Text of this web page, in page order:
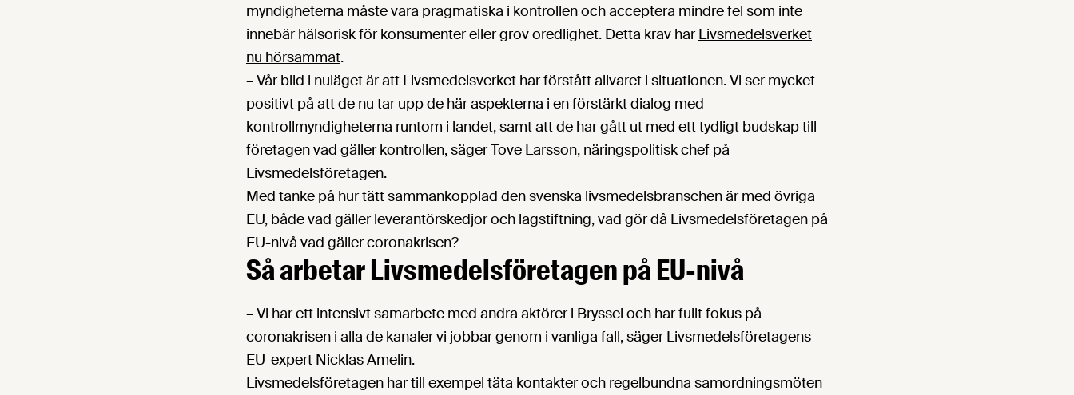
myndigheterna måste vara pragmatiska i kontrollen och acceptera mindre fel som inte
innebär hälsorisk för konsumenter eller grov oredlighet. Detta krav harLivsmedelsverket
nu hörsammat.
– Vår bild i nuläget är att Livsmedelsverket har förstått allvaret i situationen. Vi ser mycket
positivt på att de nu tar upp de här aspekterna i en förstärkt dialog med
kontrollmyndigheterna runtom i landet, samt att de har gått ut med ett tydligt budskap till
företagen vad gäller kontrollen, säger Tove Larsson, näringspolitisk chef på
Livsmedelsföretagen.
Med tanke på hur tätt sammankopplad den svenska livsmedelsbranschen är med övriga
EU, både vad gäller leverantörskedjor och lagstiftning, vad gör då Livsmedelsföretagen på
EU-nivå vad gäller coronakrisen?
Så arbetar Livsmedels­företagen på EU-nivå
– Vi har ett intensivt samarbete med andra aktörer i Bryssel och har fullt fokus på
coronakrisen i alla de kanaler vi jobbar genom i vanliga fall, säger Livsmedelsföretagens
EU-expert Nicklas Amelin.
Livsmedelsföretagen har till exempel täta kontakter och regelbundna samordningsmöten